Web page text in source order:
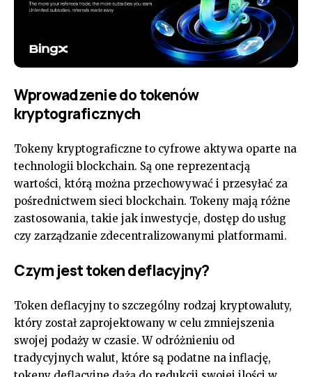
Wprowadzenie do tokenów
kryptograficznych
Tokeny kryptograficzne to cyfrowe aktywa oparte na
technologii blockchain. Są one reprezentacją
wartości, którą można przechowywać i przesyłać za
pośrednictwem sieci blockchain. Tokeny mają różne
zastosowania, takie jak inwestycje, dostęp do usług
czy zarządzanie zdecentralizowanymi platformami.
Czym jest token deflacyjny?
Token deflacyjny to szczególny rodzaj kryptowaluty,
który został zaprojektowany w celu zmniejszenia
swojej podaży w czasie. W odróżnieniu od
tradycyjnych walut, które są podatne na inflację,